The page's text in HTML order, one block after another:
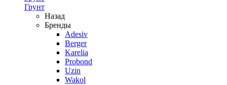
Грунт
Назад
Бренды
Adesiv
Berger
Karelia
Probond
Uzin
Wakol